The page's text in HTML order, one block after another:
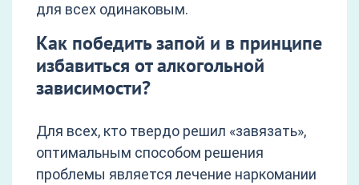
для всех одинаковым.
Как победить запой и в принципе
избавиться от алкогольной
зависимости?
Для всех, кто твердо решил «завязать»,
оптимальным способом решения
проблемы является лечение наркомании